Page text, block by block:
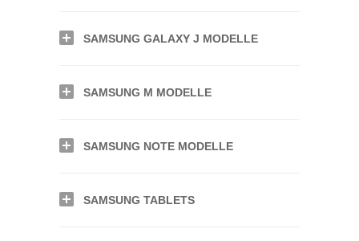
SAMSUNG GALAXY J MODELLE
SAMSUNG M MODELLE
SAMSUNG NOTE MODELLE
SAMSUNG TABLETS